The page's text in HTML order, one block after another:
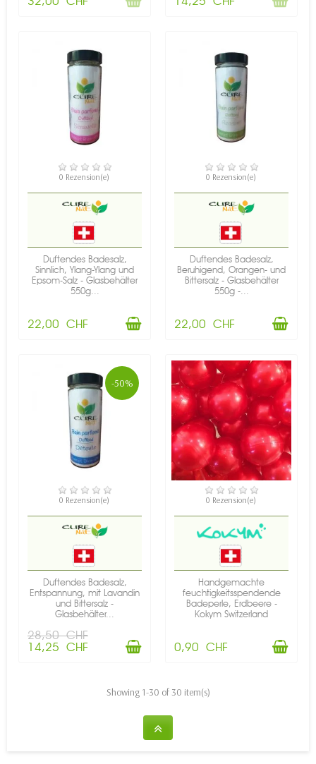
VERFÜGBAR
0 Rezension(e)
Duftendes Badesalz,
Sinnlich, Ylang-Ylang und
Epsom-Salz - Glasbehälter
550g...
22,00 CHF
VERFÜGBAR
0 Rezension(e)
Duftendes Badesalz,
Beruhigend, Orangen- und
Bittersalz - Glasbehälter
550g -...
22,00 CHF
-50%
VERFÜGBAR
0 Rezension(e)
Duftendes Badesalz,
Entspannung, mit Lavandin
und Bittersalz -
Glasbehälter...
28,50 CHF
14,25 CHF
VERFÜGBAR
0 Rezension(e)
Handgemachte
feuchtigkeitsspendende
Badeperle, Erdbeere -
Kokym Switzerland
0,90 CHF
Showing 1-30 of 30 item(s)